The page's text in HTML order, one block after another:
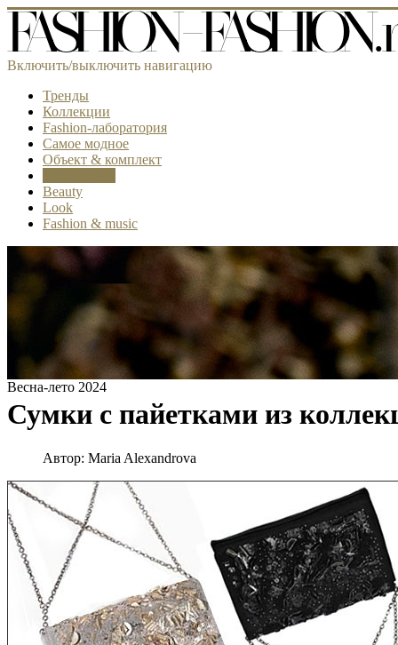
Включить/выключить навигацию
Тренды
Коллекции
Fashion-лаборатория
Самое модное
Объект & комплект
Beauty
Look
Fashion & music
Весна-лето 2024
Сумки с пайетками из
Автор: Maria Alexandrova